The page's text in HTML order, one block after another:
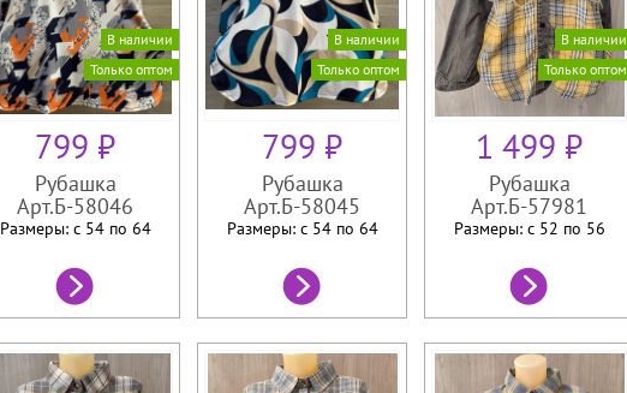
В наличии
Только оптом
799 ₽
Рубашка
Арт.Б-58046
Размеры: с 54 по 64
В наличии
Только оптом
799 ₽
Рубашка
Арт.Б-58045
Размеры: с 54 по 64
В наличии
Только оптом
1 499 ₽
Рубашка
Арт.Б-57981
Размеры: с 52 по 56